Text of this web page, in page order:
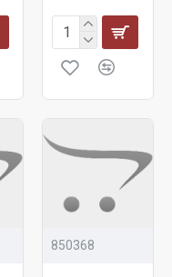
850368